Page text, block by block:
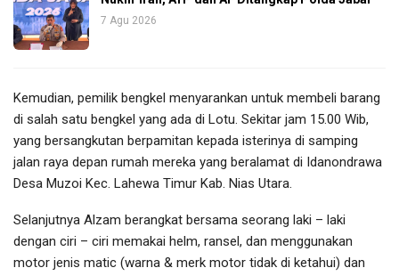
7 Agu 2026
Kemudian, pemilik bengkel menyarankan untuk membeli barang
di salah satu bengkel yang ada di Lotu. Sekitar jam 15.00 Wib,
yang bersangkutan berpamitan kepada isterinya di samping
jalan raya depan rumah mereka yang beralamat di Idanondrawa
Desa Muzoi Kec. Lahewa Timur Kab. Nias Utara.
Selanjutnya Alzam berangkat bersama seorang laki – laki
dengan ciri – ciri memakai helm, ransel, dan menggunakan
motor jenis matic (warna & merk motor tidak di ketahui) dan